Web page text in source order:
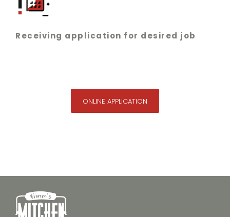
Receiving application for desired job
ONLINE APPLICATION